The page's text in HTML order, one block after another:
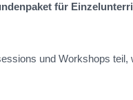
für
und Workshops